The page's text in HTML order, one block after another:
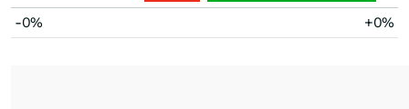
-0% +0%